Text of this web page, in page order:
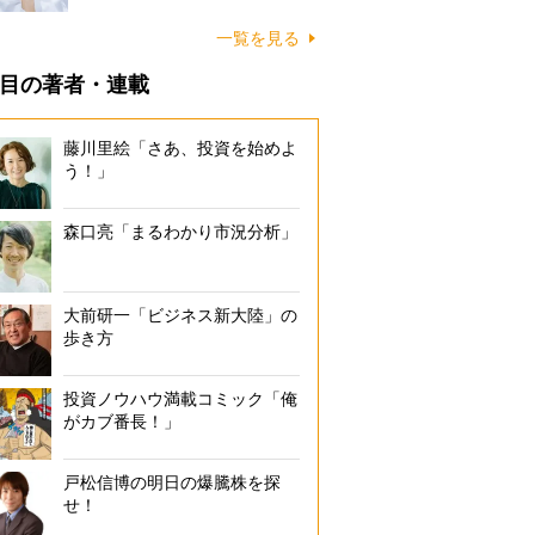
一覧を見る
の著者・連載
藤川里絵「さあ、投資を始めよ
う！」
森口亮「まるわかり市況分析」
大前研一「ビジネス新大陸」の
歩き方
投資ノウハウ満載コミック「俺
がカブ番長！」
戸松信博の明日の爆騰株を探
せ！